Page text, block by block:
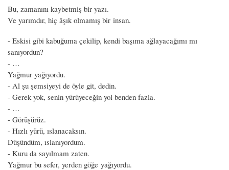
Bu, zamanını kaybetmiş bir yazı.
Ve yarımdır, hiç âşık olmamış bir insan.
- Eskisi gibi kabuğuma çekilip, kendi başıma ağlayacağımı mı
sanıyordun?
- …
Yağmur yağıyordu.
- Al şu şemsiyeyi de öyle git, dedin.
- Gerek yok, senin yürüyeceğin yol benden fazla.
- …
- Görüşürüz.
- Hızlı yürü, ıslanacaksın.
Düşündüm, ıslanıyordum.
- Kuru da sayılmam zaten.
Yağmur bu sefer, yerden göğe yağıyordu.